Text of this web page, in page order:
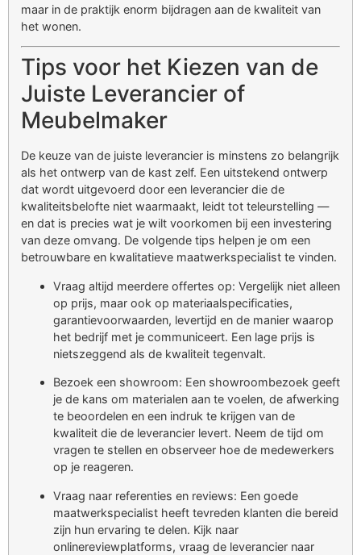
maar in de praktijk enorm bijdragen aan de kwaliteit van
het wonen.
Tips voor het Kiezen van de
Juiste Leverancier of
Meubelmaker
De keuze van de juiste leverancier is minstens zo belangrijk
als het ontwerp van de kast zelf. Een uitstekend ontwerp
dat wordt uitgevoerd door een leverancier die de
kwaliteitsbelofte niet waarmaakt, leidt tot teleurstelling —
en dat is precies wat je wilt voorkomen bij een investering
van deze omvang. De volgende tips helpen je om een
betrouwbare en kwalitatieve maatwerkspecialist te vinden.
Vraag altijd meerdere offertes op: Vergelijk niet alleen
op prijs, maar ook op materiaalspecificaties,
garantievoorwaarden, levertijd en de manier waarop
het bedrijf met je communiceert. Een lage prijs is
nietszeggend als de kwaliteit tegenvalt.
Bezoek een showroom: Een showroombezoek geeft
je de kans om materialen aan te voelen, de afwerking
te beoordelen en een indruk te krijgen van de
kwaliteit die de leverancier levert. Neem de tijd om
vragen te stellen en observeer hoe de medewerkers
op je reageren.
Vraag naar referenties en reviews: Een goede
maatwerkspecialist heeft tevreden klanten die bereid
zijn hun ervaring te delen. Kijk naar
onlinereviewplatforms, vraag de leverancier naar